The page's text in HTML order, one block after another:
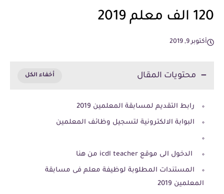
120 الف معلم 2019
أكتوبر 9, 2019
محتويات المقال
رابط التقديم لمسابقة المعلمين 2019
البوابة الالكترونية لتسجيل وظائف المعلمين
الدخول الى موقع icdl teacher من هنا
المستندات المطلوبة لوظيفة معلم فى مسابقة
المعلمين 2019